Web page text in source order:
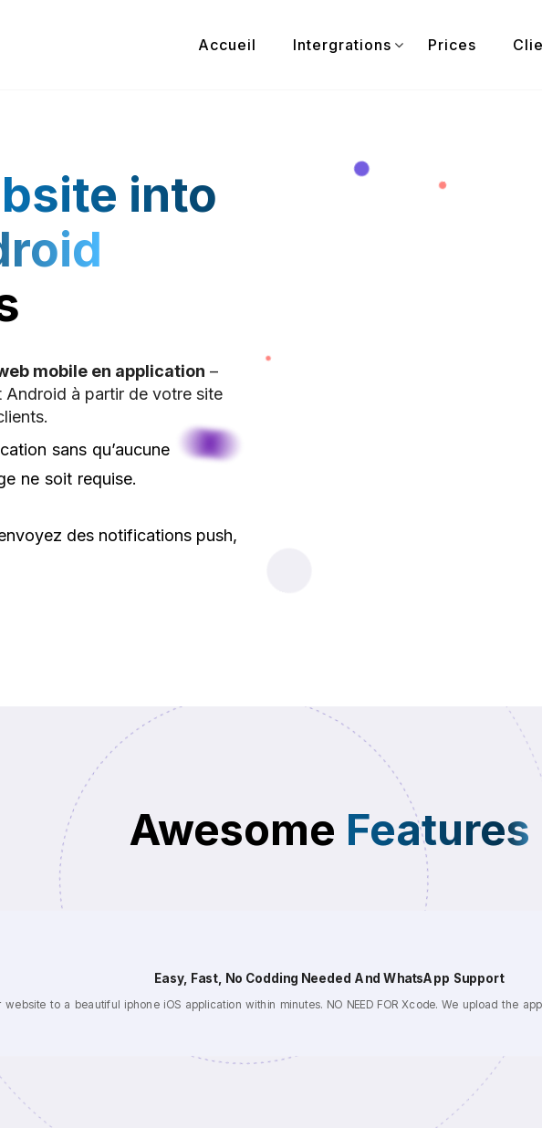
Accueil Intergrations Prices
into
mobile en application –
Android à partir de votre site
sans qu’aucune
ne soit requise.
des notifications push,
Awesome Features
Easy, Fast, No Codding Needed And WhatsApp Support
website to a beautiful iphone iOS application within minutes. NO NEED FOR Xcode. We upload the